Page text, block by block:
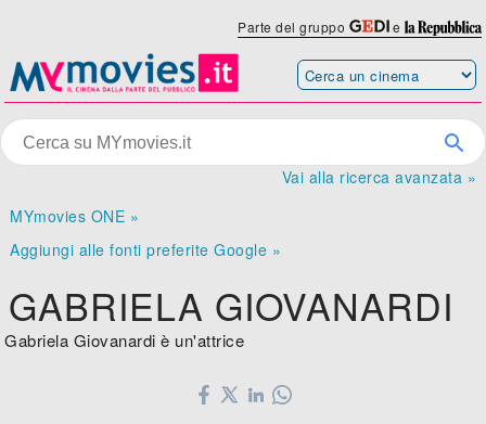
Parte del gruppo e
Vai alla ricerca avanzata »
MYmovies ONE »
Aggiungi alle fonti preferite Google »
GABRIELA GIOVANARDI
Gabriela Giovanardi è un'attrice